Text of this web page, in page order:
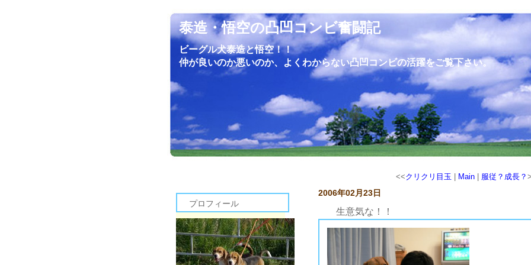
泰造・悟空の凸凹コンビ奮闘記
ビーグル犬泰造と悟空！！
仲が良いのか悪いのか、よくわからない凸凹コンビの活躍をご覧下さい。
プロフィール
<<クリクリ目玉 Main 服従？成長？
2006年02月23日
生意気な！！